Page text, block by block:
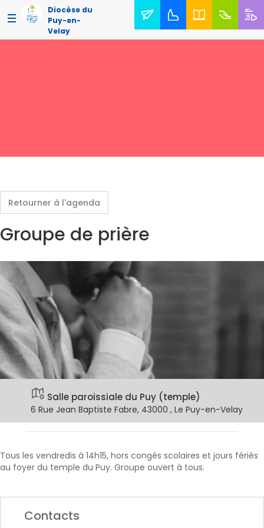
Diocèse du
Puy-en-
Velay
Retourner à l'agenda
Groupe de prière
Salle paroissiale du Puy (temple)
6 Rue Jean Baptiste Fabre, 43000 , Le Puy-en-Velay
Tous les vendredis à 14h15, hors congés scolaires et jours fériés
au foyer du temple du Puy. Groupe ouvert à tous.
Contacts